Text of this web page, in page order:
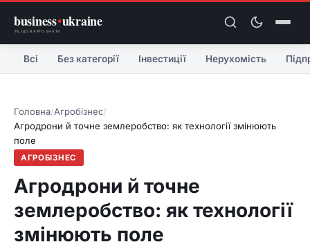
business•ukraine
ТЕ, ЩО ВАРТО ЗНАТИ
Всі Без категорії Інвестиції Нерухомість
Головна/Агробізнес/
Агродрони й точне землеробство: як технології змінюють
поле
АГРОБІЗНЕС
Агродрони й точне
землеробство: як технології
змінюють поле